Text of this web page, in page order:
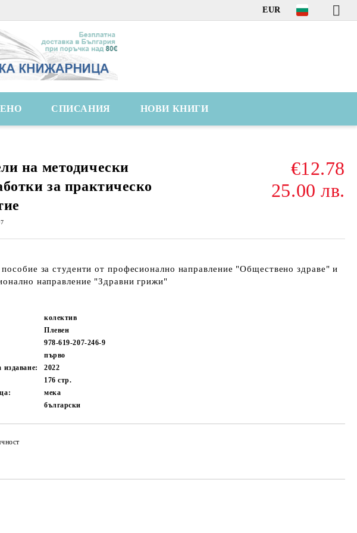
EUR
СПИСАНИЯ НОВИ КНИГИ
на методически
за практическо
€12.78
25.00 лв.
за студенти от професионално направление "Обществено здраве" и
направление "Здравни грижи"
колектив
Плевен
978-619-207-246-9
първо
издаване:
2022
176стр.
мека
български